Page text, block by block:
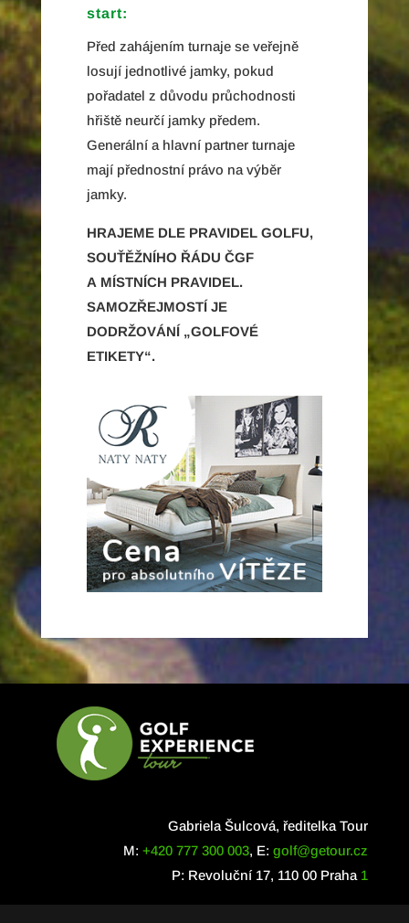
start:
Před zahájením turnaje se veřejně
losují jednotlivé jamky, pokud
pořadatel z důvodu průchodnosti
hřiště neurčí jamky předem.
Generální a hlavní partner turnaje
mají přednostní právo na výběr
jamky.
HRAJEME DLE PRAVIDEL GOLFU,
SOUŤĚŽNÍHO ŘÁDU ČGF
A MÍSTNÍCH PRAVIDEL.
SAMOZŘEJMOSTÍ JE
DODRŽOVÁNÍ „GOLFOVÉ
ETIKETY“.
Gabriela Šulcová, ředitelka Tour
M:+420 777 300 003, E:golf@getour.cz
P: Revoluční 17, 110 00 Praha 1